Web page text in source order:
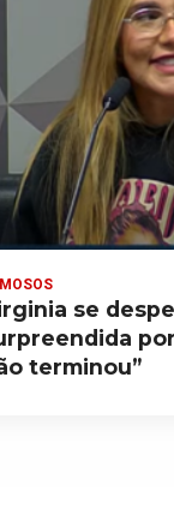
se
terminou”